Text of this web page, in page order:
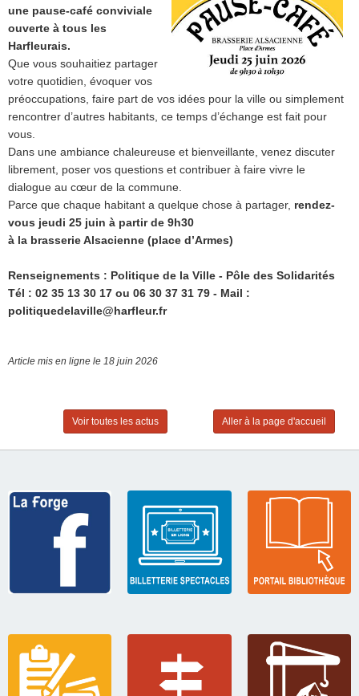
une pause-café conviviale
ouverte à tous les
Harfleurais.
Que vous souhaitiez partager
votre quotidien, évoquer vos
préoccupations, faire part de vos idées pour la ville ou simplement
rencontrer d’autres habitants, ce temps d’échange est fait pour
vous.
Dans une ambiance chaleureuse et bienveillante, venez discuter
librement, poser vos questions et contribuer à faire vivre le
dialogue au cœur de la commune.
Parce que chaque habitant a quelque chose à partager, rendez-
vous jeudi 25 juin à partir de 9h30
à la brasserie Alsacienne (place d’Armes)
Renseignements : Politique de la Ville - Pôle des Solidarités
Tél : 02 35 13 30 17 ou 06 30 37 31 79 - Mail :
politiquedelaville@harfleur.fr
Article mis en ligne le 18 juin 2026
Voir toutes les actus Aller à la page d'accueil